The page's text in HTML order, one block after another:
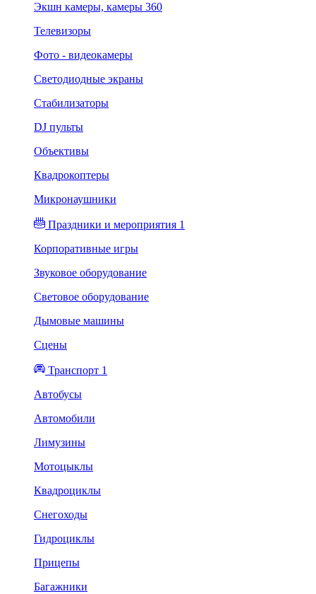
Экшн камеры, камеры 360
Телевизоры
Фото - видеокамеры
Светодиодные экраны
Стабилизаторы
DJ пульты
Объективы
Квадрокоптеры
Микронаушники
Праздники и мероприятия 1
Корпоративные игры
Звуковое оборудование
Световое оборудование
Дымовые машины
Сцены
Транспорт 1
Автобусы
Автомобили
Лимузины
Мотоцыклы
Квадроциклы
Снегоходы
Гидроциклы
Прицепы
Багажники